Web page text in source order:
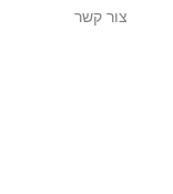
צור קשר